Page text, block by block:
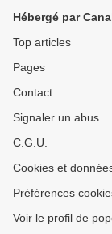
Hébergé par
Top articles
Pages
Contact
Signaler un abus
C.G.U.
Cookies et
Préférences
Voir le profil de